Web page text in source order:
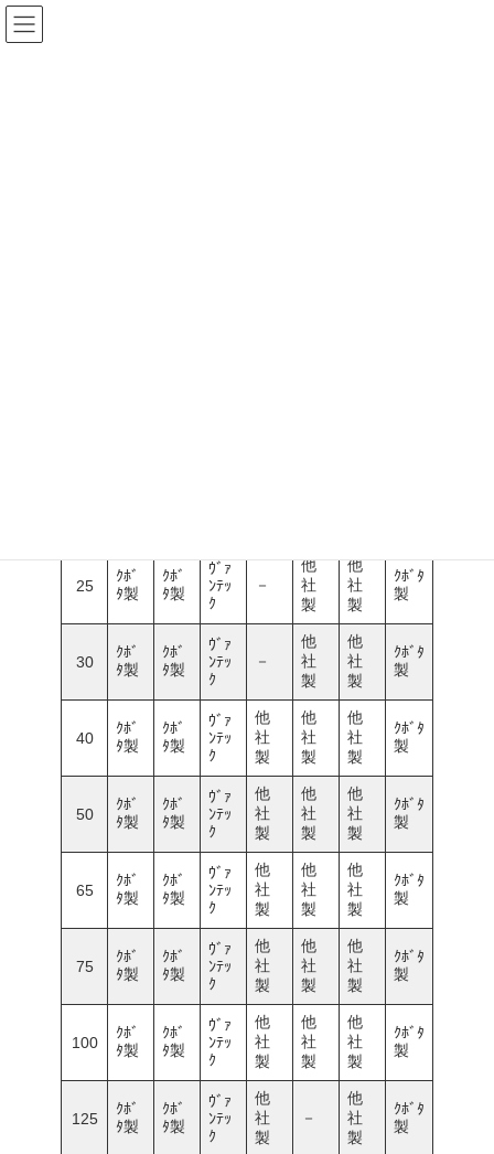
コ
ン
テ
ナ
ビ
ゲ
25
ｸﾎﾞ
ﾀ製
ｸﾎﾞ
ﾀ製
ｳﾞｧ
ﾝﾃｯ
ｸ
－
他
社
製
他
社
製
ｸﾎﾞﾀ
製
30
ｸﾎﾞ
ﾀ製
ｸﾎﾞ
ﾀ製
ｳﾞｧ
ﾝﾃｯ
ｸ
－
他
社
製
他
社
製
ｸﾎﾞﾀ
製
40
ｸﾎﾞ
ﾀ製
ｸﾎﾞ
ﾀ製
ｳﾞｧ
ﾝﾃｯ
ｸ
他
社
製
他
社
製
他
社
製
ｸﾎﾞﾀ
製
50
ｸﾎﾞ
ﾀ製
ｸﾎﾞ
ﾀ製
ｳﾞｧ
ﾝﾃｯ
ｸ
他
社
製
他
社
製
他
社
製
ｸﾎﾞﾀ
製
65
ｸﾎﾞ
ﾀ製
ｸﾎﾞ
ﾀ製
ｳﾞｧ
ﾝﾃｯ
ｸ
他
社
製
他
社
製
他
社
製
ｸﾎﾞﾀ
製
75
ｸﾎﾞ
ﾀ製
ｸﾎﾞ
ﾀ製
ｳﾞｧ
ﾝﾃｯ
ｸ
他
社
製
他
社
製
他
社
製
ｸﾎﾞﾀ
製
100
ｸﾎﾞ
ﾀ製
ｸﾎﾞ
ﾀ製
ｳﾞｧ
ﾝﾃｯ
ｸ
他
社
製
他
社
製
他
社
製
ｸﾎﾞﾀ
製
125
ｸﾎﾞ
ﾀ製
ｸﾎﾞ
ﾀ製
ｳﾞｧ
ﾝﾃｯ
ｸ
他
社
製
－
他
社
製
ｸﾎﾞﾀ
製